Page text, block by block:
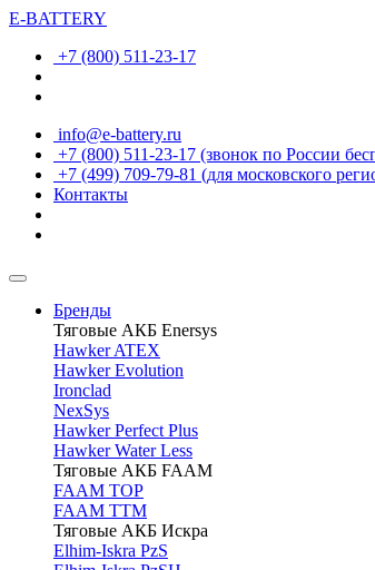
E-BATTERY
+7 (800) 511-23-17
info@e-battery.ru
+7 (800) 511-23-17 (звонок по России
+7 (499) 709-79-81 (для московского
Контакты
Бренды
Тяговые АКБ Enersys
Hawker ATEX
Hawker Evolution
Ironclad
NexSys
Hawker Perfect Plus
Hawker Water Less
Тяговые АКБ FAAM
FAAM TOP
FAAM TTM
Тяговые АКБ Искра
Elhim-Iskra PzS